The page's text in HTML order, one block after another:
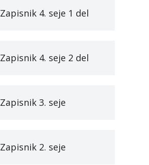
Zapisnik 4. seje 1 del
Zapisnik 4. seje 2 del
Zapisnik 3. seje
Zapisnik 2. seje